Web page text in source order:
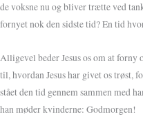
de voksne nu og bliver trætte ved
fornyet nok den sidste tid? En tid
Alligevel beder Jesus os om at
til, hvordan Jesus har givet os trøst,
stået den tid gennem sammen med
han møder kvinderne: Godmorgen!